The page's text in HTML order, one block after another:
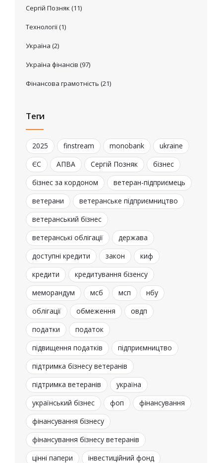
Сергій Позняк (11)
Технології(1)
Україна (2)
Україна фінансів (97)
Фінансова грамотність (21)
Теги
2025 finstream monobank
ukraine
ЄС
АПВА Сергій Позняк
бізнес
бізнес за кордоном
ветеран-підприємець
ветерани
ветеранське підприємництво
ветеранський бізнес
ветеранські облігації
держава
доступні кредити
закон
киф
кредити
кредитування бізенсу
меморандум
мсб мсп
нбу
облігації
обмеження
овдп
податки
податок
підвищення податків
підприємництво
підтримка бізнесу ветеранів
підтримка ветеранів
україна
український бізнес
фоп
фінансування
фінансування бізнесу
фінансування бізнесу ветеранів
цінні папери
інвестиційний фонд